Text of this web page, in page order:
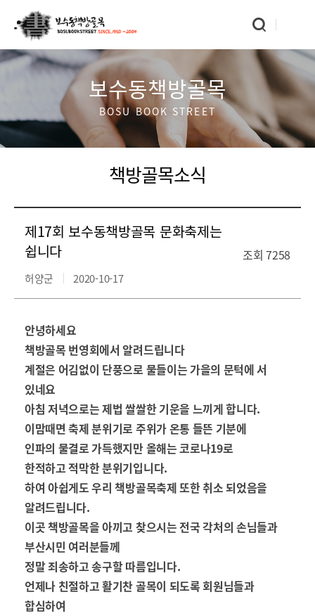
보수동책방골목
BOSU BOOK STREET
책방골목소식
제17회 보수동책방골목 문화축제는
쉽니다
조회 7258
허양군 2020-10-17
안녕하세요
책방골목 번영회에서 알려드립니다
계절은 어김없이 단풍으로 물들이는 가을의 문턱에 서
있네요
아침 저녁으로는 제법 쌀쌀한 기운을 느끼게 합니다.
이맘때면 축제 분위기로 주위가 온통 들뜬 기분에
인파의 물결로 가득했지만 올해는 코로나19로
한적하고 적막한 분위기입니다.
하여 아쉽게도 우리 책방골목축제 또한 취소 되었음을
알려드립니다.
이곳 책방골목을 아끼고 찾으시는 전국 각처의 손님들과
부산시민 여러분들께
정말 죄송하고 송구할 따름입니다.
언제나 친절하고 활기찬 골목이 되도록 회원님들과
합심하여